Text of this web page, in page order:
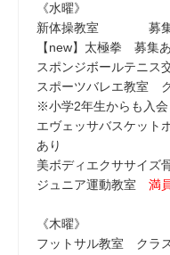
《水曜》
新体操教室 募集
【new】太極拳 募集
スポンジボールテニス
スポーツバレエ教室
※小学2年生からも入
エヴェッサバスケット
あり
美ボディエクササイズ
ジュニア運動教室 満
《木曜》
フットサル教室 クラ